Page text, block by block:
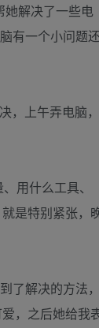
她解决了一些电
有一个小问题还
上午弄电脑，
用什么工具、
是特别紧张，
了解决的方法，
，之后她给我